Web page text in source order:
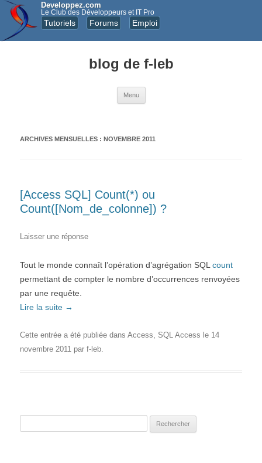
Developpez.com
Le Club des Développeurs et IT Pro
Tutoriels Forums Emploi
blog de f-leb
Menu
ARCHIVES MENSUELLES : NOVEMBRE 2011
[Access SQL] Count(*) ou
Count([Nom_de_colonne]) ?
Laisser une réponse
Tout le monde connaît l’opération d’agrégation SQL count
permettant de compter le nombre d’occurrences renvoyées
par une requête.
Lire la suite →
Cette entrée a été publiée dans Access, SQL Access le 14
novembre 2011 par f-leb.